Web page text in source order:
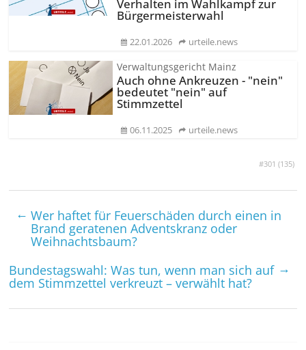
#301 (135)
Verhalten im Wahlkampf zur
Bürgermeisterwahl
22.01.2026 urteile.news
Verwaltungsgericht Mainz
Auch ohne Ankreuzen - "nein"
bedeutet "nein" auf
Stimmzettel
06.11.2025 urteile.news
← Wer haftet für Feuer­schäden durch einen in
Brand geratenen Advents­kranz oder
Weihnachts­baum?
Bundestagswahl: Was tun, wenn man sich auf
dem Stimmzettel verkreuzt – verwählt hat?
→